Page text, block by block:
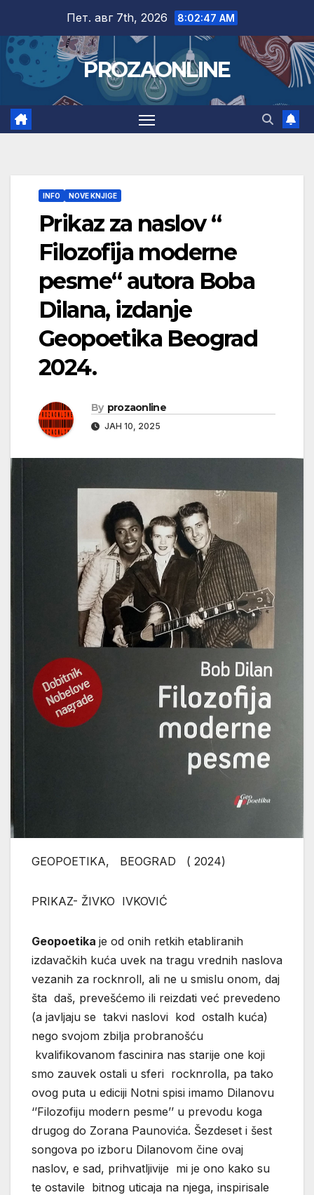
content
Пет. авг 7th, 2026 8:02:48 AM
PROZAONLINE
INFO NOVE KNJIGE
Prikaz za naslov “
Filozofija moderne
pesme“ autora Boba
Dilana, izdanje
Geopoetika Beograd
2024.
By prozaonline
ЈАН 10, 2025
GEOPOETIKA, BEOGRAD ( 2024)
PRIKAZ- ŽIVKO IVKOVIĆ
Geopoetika je od onih retkih etabliranih izdavačkih kuća uvek na tragu vrednih naslova vezanih za rocknroll, ali ne u smislu onom, daj šta daš, prevešćemo ili reizdati već prevedeno (a javljaju se takvi naslovi kod ostalh kuća) nego svojom zbilja probranošću kvalifikovanom fascinira nas starije one koji smo zauvek ostali u sferi rocknrolla, pa tako ovog puta u ediciji Notni spisi imamo Dilanovu ‘’Filozofiju modern pesme’’ u prevodu koga drugog do Zorana Paunovića. Šezdeset i šest songova po izboru Dilanovom čine ovaj naslov, e sad, prihvatljivije mi je ono kako su te ostavile bitnog uticaja na njega, inspirisale ga, vetar u ledja mu bile za mnoge napisane, nego da se tu radi o najznačajnijim uopšte u svetu rocknrolla, a što zasigurno ne stoji. Prva sa popisa njegovom ovde je ona Bobija Bera iz 1963. vezana je za Detroit i lika koji se ne snalazi ne znam koliko u tom novom okruženju ….. da bi već sledeća ona Elvisa Kostela Pump It Up iz 1978. imala taj seksualni naboj, vrhunac u tom i kao što se to uvek i dogadja krah trenutke, i pravi odgovor na postavljeno jer, vetar nije odneo taj …..Nakon detaljnog raslojavanja songova ovde, Dilan ostavlja prostora i za autore pomenutih, piše o njima, ne radi se tu o biografijama ni u onim najkraćim crtama, nego tek da se zna u formatu, njegovo vidjenje neko, pa tako i o Kostelu stoji da je pisao stvari sa Bartom Bakarakom, skidao ine autore, a imamo baletsku i orkestralnu muziku. Sa vremenske distance, hronološki gledano songovi i nemaju smisleni redosled, 1963. 1978. pa onda Without A Song Perija Koma iz 1951. kog Dilan vazdiže u nebesa pišući o njemu na način kako je pevao kao niko, neverovatna prosto izvedba svih tih njegovih, te da nije moguće ispostaviti mu račun uvećan za pristrasnost ili subjektivnost. Imamo i Litl Ričarda sa Tuti Fruti (1957) koji se našao na ovoj, njegovoj listi , a kroz svoje songove jednostavno upozorava svet da se kreće u pogrešnom onom pravcu te da će jednog dana sve doći na naplatu…….. u Money Honey (sa Lp albuma iz 1956) Elvis peva o bogatima koji hodaju u trenerkama, te da se na koncu u U.S.A. sve svodi na novac (i nije neka nepoznanica). Možete kupiti kulturu, istoriju, prekrojiti istu, manipulisati stanovništvom, te iz tog razloga valjda i Money Honey. Imamo Dlianov pre svega manje više ujednačen filozofski pogled na svaki song ovde gde izvlači iz tih poruku pre svega, a nakon te se pozabavi i onim šta bi bilo kad bi bilo, ili tu nadmenost neznanja, kako to ovde već stoji jer, mladost i ne može graditi stavove po osnovu prošlosti, pozivati se na tu, iskustvo ih ne dodiruje, biraju oni svoj neki put… mada danas taj i nije neki , jer se može kontrolisati za razliku od negdašnjeg kada se to nije moglo, naravno, postojali su načini, ali ostaje pitanje efikasnosti tih….. U Meklintokovom songu o Džesiju Džejmsu iz 1928. je naravno kristalno jasno o kome se tu radi, te nagradi za njegovo privodjenje i poredjenju sa današnjim mafijašima, dobro skrivenim negde uz vrhunsko obezbedjenje, mada su odmetnici u USA svojevremeno bili isključivi, gradjanski rat nije okončan nego su se protiv Severa borili na svoj način kao i KKK danas sa, procena je izmedju šest i sedam miliona članova ….. Taunsovu stvar Pancho and Lefty (1983) su izvodili Merl Hagard i Vili Nelson, a storija je vezana njegovim teškim životom i endom bez hepi, junaci njegovog songa jašu putem ni za gde u Nju Meksiku. Začudo da se Dilan nije odlučio za uredno složene one, po godini pisanja ili izdavanja songovima, jer mi sve ovo izgleda kao nabacano iako se radi o njemu, ali dobro, meni to nije u redu, drugima jeste i tu se priča završava. Nameravao sam predstaviti svih 66 Dilanovih vidjenja songova ovde, no odustao sam, potisnuo sam tu jer, prikaz bi sadržao ko zna koliko stranica……. Imamo tako i Bobija Derina koi je interpretirao onu Mack The Knife B.Breht/Kurt Veil, i ovde je fokus na izvodjaču, dakle Derinu koji je za idola imao Frenka Sinatru (prvog idola tinejdžera u svetu), poznatog nam sa onom Splish Splash iz 1958. a njegovo crooning pevanje (emocionalnije, osećajnije) ga dovodi na listu popularnosti…. U Whiffenpoof Songu koju interpretira prepoznatljivi Bing Crosby, Dilan kaže da je iscerena lobanja te da će je kapirati samo pripadnici višeg društvenog sloja a da će za srednji sloj ostati ezoterična. Kaže dalje kako se radi o užasavajućoj i beznadnoj jednoj, koja će vam ipak podići moral. Zapitamo se, onda, nije li nakon ovakvih redova Dilanovih tu skrivena njegova filozofska nit, veličina iz nikada napisane knjige sudbine koja se i neće javiti, jer, svi mi krojimo, ispisujemo sopstvenu …. Na pomen On The Road Again, odmah nam je na umu Keruak i njegov istoimeni roman. No ovde je reč o Viliju Nelsonu i nj. izvedbi pomenute. Dilan nas upoznaje sa tekstom pomenute na način da se u toj radi o banditu koji se nerado zadržava na jednom mestu, i to je ono, ‘biti na putu’ Keruakovo, ali osavremenjena verzija koja podrazumeva sav moguć komfor usputni (bar, tv, tuš …) uz ono, ustaljena ekipa, neiscrpna putujća energija te pisanje novih i novih …….Svaka stvar ovde vuče zasebnu autorovu priču vezanu za sadržaj teksta, umanjene znatno storije o izvodjačima ili autorima tih…… a to što ovde na njegovom popisu nema niti jedne stvari Bitlsa, Stounsa, Bič bojsa, Eniimalsa, Dorsa i brojnih , možda bi trebalo pripisati, pravdati Dilanovom sujetom. Zanimljiv je i Dilanov stav ovde vezan za grupu Grejtful ded, a posmatrano kroz prizmu stvari Truckin’, pa tako stoji da je pomenuta u stvari plesna a ne rocknroll grupa!? Na koncertima onovremenim publika je uglavnom statična, sluša grupu ispred, no na Grejtful Ded svirkama prisutni su deo grupe ….. dalje stoji da članovi ove nisu u grupaciji onih Quick Silver, Big Brother, Jefferson Airplane itd jer svi zajedno ne pokrivaju ni deo atmosfere, ni deo onoga što pružaju Garsija i ekipa, a sve iz razloga vrsnih instrumentalista, bubnjara Bila Krojcmana koji je dakako pod dubokim uticajem Elvina Džonsa, klasičnog džezbas gitariste Fila Leša te da je teško nadmašiti njih dvojicu u kombinaciji , a tu je i ritam gitarista Bob Vir pa ako pridodate Garsiju ne čudi da Dedovci mogu svirati svaki pravac i pri tom ga učiniti svojim. Truckin’ je upravo jedna od takvih jer dočarava divalj, neukroćeni onaj svet. Dilanova ozbiljnost ovde dolazi u pitanje jer, ko to može tvrditi da su G.d. plesni orkestar, ali dobro, turneja sa ovom grupom 1987. ovekovečena na LPju ‘Dylan & Dead’ nam možda može dati neke odgovore. Iznenadjujuće dubok utisak na Dilana ostavja stvar Volare (1958) italijanskog singera dobro nam znanog Domenika Modunja, kome posvećuje bezmalo najupečatljivije redove, te je dovoljno istaći Volare bi mogla biti možda i prva haluciongena, psihodelična stvar, napisana deset godina pre White Rabbit grupe Jefferson Airplane, te da ne postoji zaraznija melodija. Kaže, vezano za tu, čujete je i kada je ne slušate !! Savršen primer one u kojoj ne znate ni tekst, niti jednu jedinu reč, pevušite samo oooooo ili lalala, i to je neki beskraj svet, tek ostajem priseban …. Ni govor ni pevanje, izmedju tih …… Lično, i ne doživljavam Volare like a Bob, mada i on ovde potom pokušava sa nekom korekcijom napisanog gde stoji da pojedine od naših omiljenih ploča sadrže tek osrednje one, poput naznačene koja evo, oživljava njemu zahvaljujući. Osvrće se i na prepoznatljivu nam ‘Midnight Rider’ (The Allman Brothers Band) te sam iz njegovog nekog razmišljanja na temu ove izdvojio jednu za koju mislim da sasviim dovoljno govori o pomenutoj. Ponoćni jahač je lik koji koristi nasilje da bi činio dobro. Potom, Blue Sued Shoes je saga o nebo plavim cipelama, Perkins peva kako mu možeš uzeti sve, ali ne i te, nebo plave spenserice ….. koje smo i mi krajem šezdesetih te startom sedamdesetih preferirali ali u braon boji ….. Stvar je postala daleko upečatljivija u Elvisovom izvodjenju. War je stvar Edvina Stara, a Dilan se ovde znalački osvrnuo na temu rata i svega zbivanja around. Znamo da je ksenofobija u U.S.A. koju je osmislio Džozef Makarti ućutkala naciju, podstrekači su ubedili svoj narod u apsurd po kom je komunizam nazadna ideja, paranoja, iako nisu iskusili takav način življenja. Prost narod, šta li, tek uspelo je, makartizam je u toj proizvodnji straha od komunizma prevagnuo, manipulacija potpuna, uspelo je, pa tako, moralni su samo pobednici uprkos zlu koje su pričinili. Treba samo biti iskren prema sebi, ne zazirati od drugih, pljunuti na njihov vokabular, vulgarizam. Edvinovo War poglavlje završava rečenicom …., profiteri (gradski seljaci) nam dišu za vratom…… ….ako požele da vide ratnog zločinca, dovoljan im je ‘’odraz u ogledalu’’. Dilan ovde izdvaja Dina Martina i njegovu Blue Moon, a prvi utisak nakon samo jednog preslušavanja pomenute je taj da se nikada više neće javiti takvi hipnonedododirljivi, oni koji vas nagone na novo i ponovno slušanje , i u nedogled tako. Ne začudjuje da su Elvis i Sinatra na izvestan način divili Martinu, no to je U.S.A. , čovek je umro siromašan, u staroj nekoj vindjakni 1955. godine. I’ve Allways Been Crazy, stvar Waylona Jeningsa, je ljubavna jedna, stoji u Dilanovom raslojavanju pomenute, a takve su po nepisanom, izvorišta tuge, pretrpljenog bola, prerušena je ova dakle, pod maskom je….. U kontekstu ovde imamo i Edija Kokrena sa numerom ‘’Nervni slom’’ a Dilan za ovu piše kako je sinonim za širi spektar na tragu takvih osećanja ljudskih, istanjenih na listiće krompira koje su Irci jeli polovinom devetnaestog veka a navodno je tu osnovnu životnu namirnicu na ostrvu tada uništila nekakva gljivica. Ne znam zašto je Dilan izbegao napisati da su te gljivice bili Englezi koji su zatrovali krompir te je valjda iz tog razloga šestina stanovništva (ili sedmina ne sećam se već) umrla, a dobar deo se iselio u USA. U odjavnom, da se tako izrazim delu, Dilana filozofa im